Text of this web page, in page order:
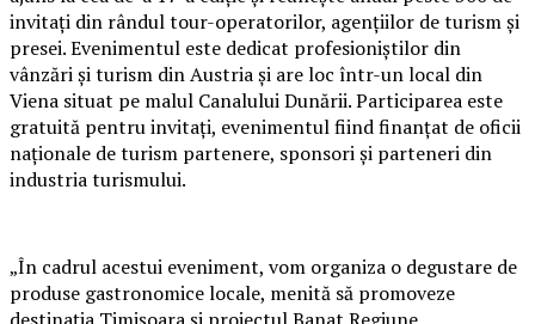
invitați din rândul tour-operatorilor, agențiilor de turism și
presei. Evenimentul este dedicat profesioniștilor din
vânzări și turism din Austria și are loc într-un local din
Viena situat pe malul Canalului Dunării. Participarea este
gratuită pentru invitați, evenimentul fiind finanțat de oficii
naționale de turism partenere, sponsori și parteneri din
industria turismului.
„În cadrul acestui eveniment, vom organiza o degustare de
produse gastronomice locale, menită să promoveze
destinația Timișoara și proiectul Banat Regiune